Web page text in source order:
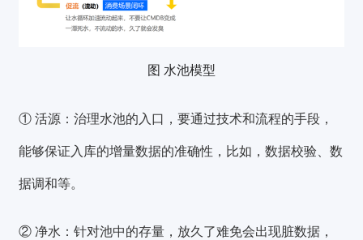
图 水池模型
① 活源：治理水池的入口，要通过技术和流程的手段，
能够保证入库的增量数据的准确性 ，比如，数据校验、数
据调和等。
② 净水：针对池中的存量，放久了难免会出现脏数据，